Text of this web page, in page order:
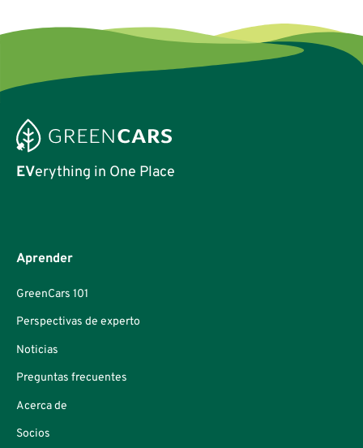
EVerything in One Place
Aprender
GreenCars 101
Perspectivas de experto
Noticias
Preguntas frecuentes
Acerca de
Socios